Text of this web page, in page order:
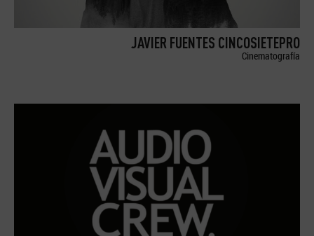
JAVIER FUENTES CINCOSIETEPRO
Cinematografía